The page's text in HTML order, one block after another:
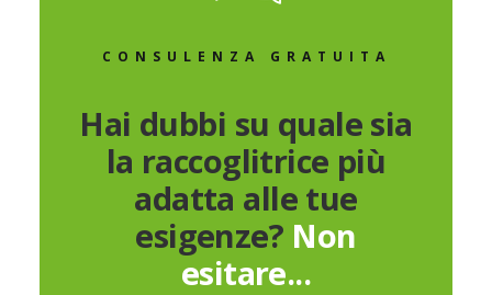
CONSULENZA GRATUITA
Hai dubbi su quale sia
la raccoglitrice più
adatta alle tue
esigenze? Non
esitare...